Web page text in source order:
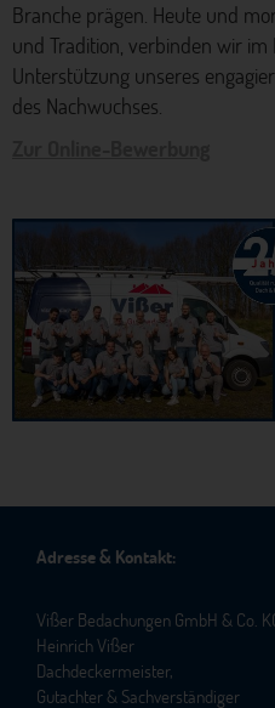
Branche prägen. Heute und
und Tradition, verbinden wir
Unterstützung unseres
des Nachwuchses.
Adresse & Kontakt:
Vißer Bedachungen GmbH & Co.
Heinrich Vißer
Dachdeckermeister,
Gutachter & Sachverständiger